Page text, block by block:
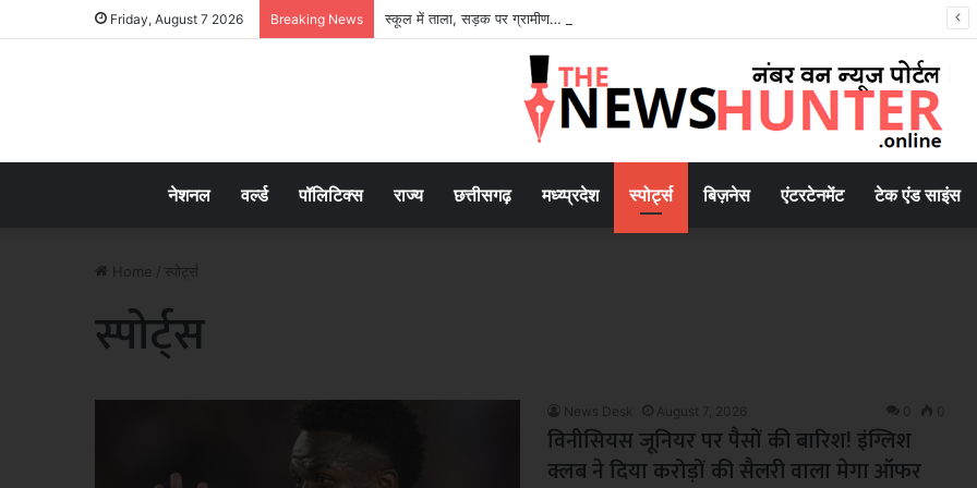
Friday, August 7 2026 Breaking News स्कूल में ताला, सड़क पर ग्रामीण… बच्चों की सुरक्षा को लेकर बड़ा आंदोलन..
नेशनल वर्ल्ड पॉलिटिक्स राज्य छत्तीसगढ़ मध्य्प्रदेश स्पोर्ट्स बिज़नेस एंटरटेनमेंट टेक एंड साइंस
Home / स्पोर्ट्स
स्पोर्ट्स
News Desk August 7, 2026 0 0
विनीसियस जूनियर पर पैसों की बारिश! इंग्लिश
क्लब ने दिया करोड़ों की सैलरी वाला मेगा ऑफर